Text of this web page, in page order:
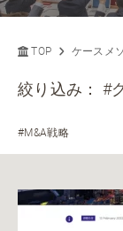
TOP ケースメ
絞り込み：#
#M&A戦略